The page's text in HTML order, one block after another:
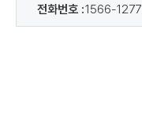
전화번호 :1566-1277